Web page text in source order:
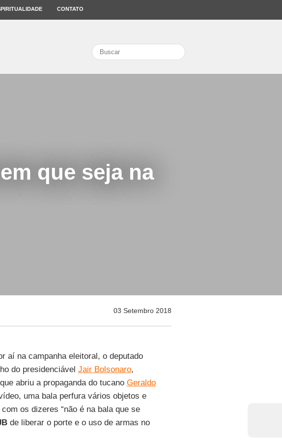
CONTATO
search
que seja na
03 Setembro 2018
aí na campanha eleitoral, o deputado
do presidenciável Jair Bolsonaro,
abriu a propaganda do tucano Geraldo
uma bala perfura vários objetos e
os dizeres “não é na bala que se
de liberar o porte e o uso de armas no